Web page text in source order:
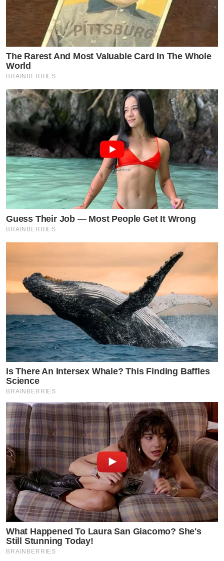
The Rarest And Most Valuable Card In The Whole
World
BRAINBERRIES
Guess Their Job — Most People Get It Wrong
BRAINBERRIES
Is There An Intersex Whale? This Finding Baffles
Science
BRAINBERRIES
What Happened To Laura San Giacomo? She's
Still Stunning Today!
BRAINBERRIES